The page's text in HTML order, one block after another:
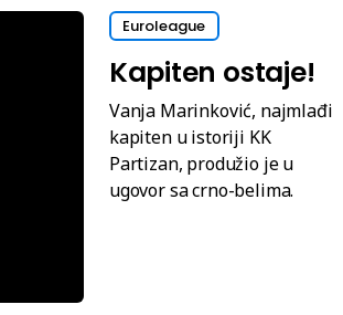
Euroleague
Kapiten ostaje!
Vanja Marinković, najmlađi
kapiten u istoriji KK
Partizan, produžio je u
ugovor sa crno-belima.